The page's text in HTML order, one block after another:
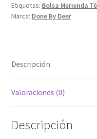
Etiquetas: Bolsa Merienda
Marca: Done By Deer
Descripción
Valoraciones (0)
Descripción